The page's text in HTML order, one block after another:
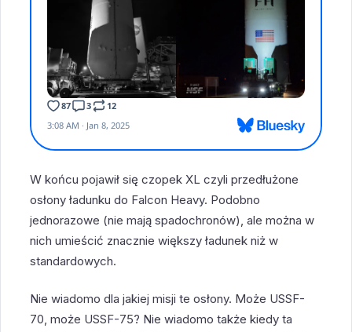
W końcu pojawił się czopek XL czyli przedłużone
osłony ładunku do Falcon Heavy. Podobno
jednorazowe (nie mają spadochronów), ale można w
nich umieścić znacznie większy ładunek niż w
standardowych.
Nie wiadomo dla jakiej misji te osłony. Może USSF-
70, może USSF-75? Nie wiadomo także kiedy ta